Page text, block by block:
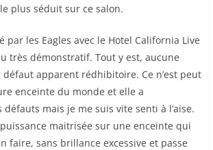
le plus séduit sur ce salon.
par les Eagles avec le Hotel California Live
très démonstratif. Tout y est, aucune
apparent rédhibitoire. Ce n’est peut
enceinte du monde et elle a
mais je me suis vite senti à l’aise.
maitrisée sur une enceinte qui
faire, sans brillance excessive et passe